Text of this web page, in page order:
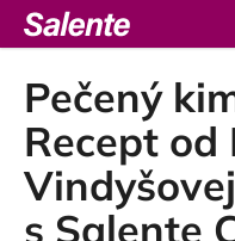
Prejsť
obsah
Pečený
Recept od
s Salente
o
Č
o
p
o